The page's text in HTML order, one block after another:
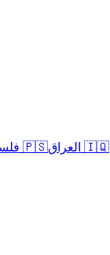
🇮🇶 العراق 🇵🇸 فلسطين